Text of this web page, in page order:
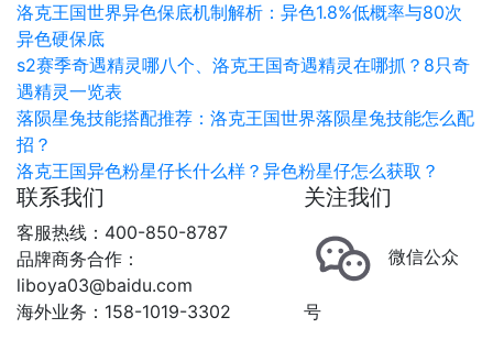
洛克王国世界异色保底机制解析：异色1.8%低概率与80次
异色硬保底
s2赛季奇遇精灵哪八个、洛克王国奇遇精灵在哪抓？8只奇
遇精灵一览表
落陨星兔技能搭配推荐：洛克王国世界落陨星兔技能怎么配
招？
洛克王国异色粉星仔长什么样？异色粉星仔怎么获取？
联系我们
客服热线：400-850-8787
品牌商务合作：
liboya03@baidu.com
海外业务：158-1019-3302
关注我们
微信公众
号